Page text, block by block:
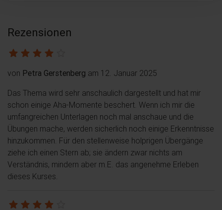
Rezensionen
von Petra Gerstenberg am 12. Januar 2025
Das Thema wird sehr anschaulich dargestellt und hat mir
schon einige Aha-Momente beschert. Wenn ich mir die
umfangreichen Unterlagen noch mal anschaue und die
Übungen mache, werden sicherlich noch einige Erkenntnisse
hinzukommen. Für den stellenweise holprigen Übergänge
ziehe ich einen Stern ab; sie ändern zwar nichts am
Verständnis, mindern aber m.E. das angenehme Erleben
dieses Kurses.